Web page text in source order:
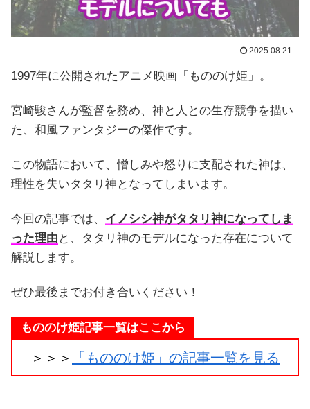
2025.08.21
1997年に公開されたアニメ映画「もののけ姫」。
宮崎駿さんが監督を務め、神と人との生存競争を描い
た、和風ファンタジーの傑作です。
この物語において、憎しみや怒りに支配された神は、
理性を失いタタリ神となってしまいます。
今回の記事では、 イノシシ神がタタリ神になってしま
った理由 と、タタリ神のモデルになった存在について
解説します。
ぜひ最後までお付き合いください！
もののけ姫記事一覧はここから
＞＞＞ 「もののけ姫」の記事一覧を見る